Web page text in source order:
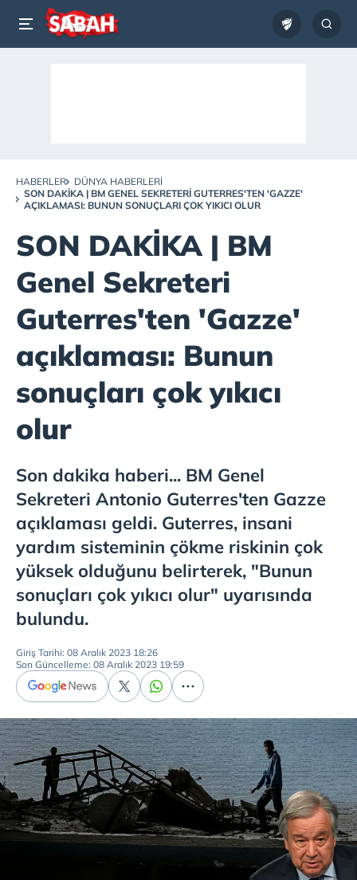
HABERLER
DÜNYA HABERLERI
SON DAKİKA | BM GENEL SEKRETERI GUTERRES'TEN 'GAZZE'
AÇIKLAMASI: BUNUN SONUÇLARI ÇOK YIKICI OLUR
SON DAKİKA | BM
Genel Sekreteri
Guterres'ten 'Gazze'
açıklaması: Bunun
sonuçları çok yıkıcı
olur
Son dakika haberi... BM Genel
Sekreteri Antonio Guterres'ten Gazze
açıklaması geldi. Guterres, insani
yardım sisteminin çökme riskinin çok
yüksek olduğunu belirterek, "Bunun
sonuçları çok yıkıcı olur" uyarısında
bulundu.
Giriş Tarihi: 08 Aralık 2023 18:26
Son Güncelleme: 08 Aralık 2023 19:59